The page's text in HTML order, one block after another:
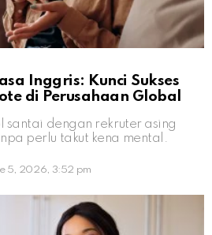
Inggris: Kunci Sukses
di Perusahaan Global
santai dengan rekruter asing
perlu takut kena mental.
5, 2026, 3:52 pm